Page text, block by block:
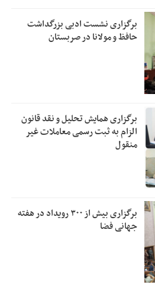
برگزاری نشست ادبی بزرگداشت
حافظ و مولانا در صربستان
برگزاری همایش تحلیل و نقد قانون
الزام به ثبت رسمی معاملات غیر
منقول
برگزاری بیش از ۳۰۰ رویداد در هفته
جهانی فضا